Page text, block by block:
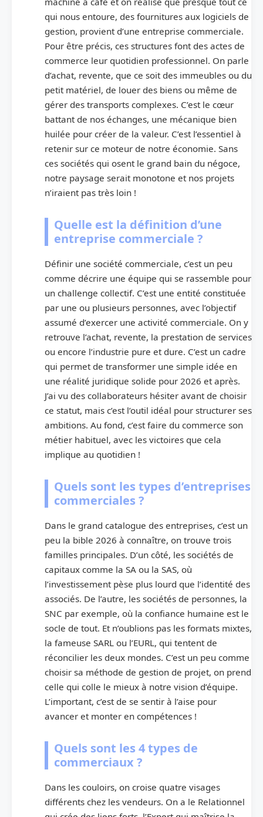
qui nous entoure, des fournitures aux logiciels de
gestion, provient d’une entreprise commerciale.
Pour être précis, ces structures font des actes de
commerce leur quotidien professionnel. On parle
d’achat, revente, que ce soit des immeubles ou du
petit matériel, de louer des biens ou même de
gérer des transports complexes. C’est le cœur
battant de nos échanges, une mécanique bien
huilée pour créer de la valeur. C’est l’essentiel à
retenir sur ce moteur de notre économie. Sans
ces sociétés qui osent le grand bain du négoce,
notre paysage serait monotone et nos projets
n’iraient pas très loin !
Quelle est la définition d’une
entreprise commerciale ?
Définir une société commerciale, c’est un peu
comme décrire une équipe qui se rassemble pour
un challenge collectif. C’est une entité constituée
par une ou plusieurs personnes, avec l’objectif
assumé d’exercer une activité commerciale. On y
retrouve l’achat, revente, la prestation de services
ou encore l’industrie pure et dure. C’est un cadre
qui permet de transformer une simple idée en
une réalité juridique solide pour 2026 et après.
J’ai vu des collaborateurs hésiter avant de choisir
ce statut, mais c’est l’outil idéal pour structurer ses
ambitions. Au fond, c’est faire du commerce son
métier habituel, avec les victoires que cela
implique au quotidien !
Quels sont les types d’entreprises
commerciales ?
Dans le grand catalogue des entreprises, c’est un
peu la bible 2026 à connaître, on trouve trois
familles principales. D’un côté, les sociétés de
capitaux comme la SA ou la SAS, où
l’investissement pèse plus lourd que l’identité des
associés. De l’autre, les sociétés de personnes, la
SNC par exemple, où la confiance humaine est le
socle de tout. Et n’oublions pas les formats mixtes,
la fameuse SARL ou l’EURL, qui tentent de
réconcilier les deux mondes. C’est un peu comme
choisir sa méthode de gestion de projet, on prend
celle qui colle le mieux à notre vision d’équipe.
L’important, c’est de se sentir à l’aise pour
avancer et monter en compétences !
Quels sont les 4 types de
commerciaux ?
Dans les couloirs, on croise quatre visages
différents chez les vendeurs. On a le Relationnel